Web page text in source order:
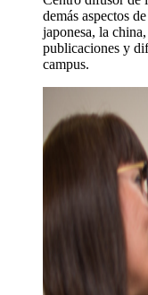
demás aspectos
japonesa, la
publicaciones y
campus.